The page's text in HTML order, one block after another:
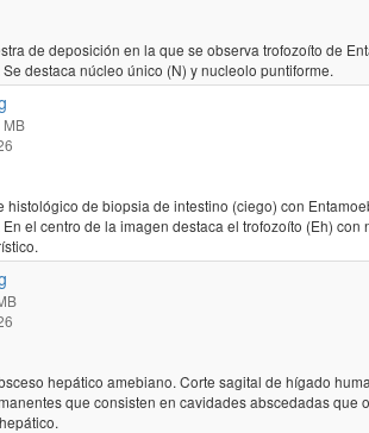
de deposición en la que se observa trofozoíto de
destaca núcleo único (N) y nucleolo puntiforme.
histológico de biopsia de intestino (ciego) con
el centro de la imagen destaca el trofozoíto (Eh) con
hepático amebiano. Corte sagital de hígado
que consisten en cavidades abscedadas que